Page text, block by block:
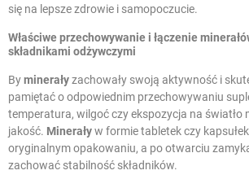
się na lepsze zdrowie i samopoczucie.
Właściwe przechowywanie i łączenie
składnikami odżywczymi
Byminerałyzachowały swoją aktywność i
pamiętać o odpowiednim przechowywaniu
temperatura, wilgoć czy ekspozycja na światło
jakość. Mineraływ formie tabletek czy
oryginalnym opakowaniu, a po otwarciu
zachować stabilność składników.